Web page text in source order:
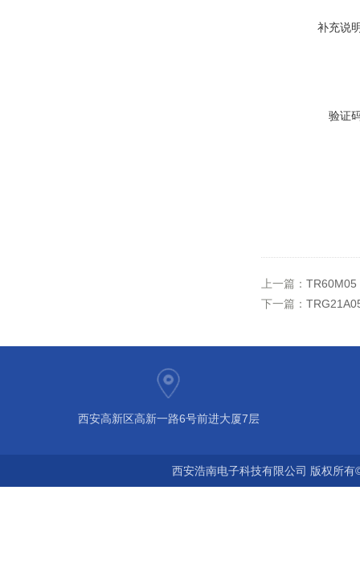
补充说
验证
上一篇： TR60M05
下一篇：
西安高新区高新一路6号前进大厦7层
西安浩南电子科技有限公司 版权所